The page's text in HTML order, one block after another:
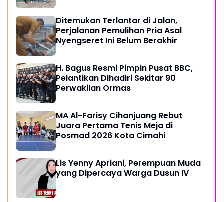
Ditemukan Terlantar di Jalan,
Perjalanan Pemulihan Pria Asal
Nyengseret Ini Belum Berakhir
H. Bagus Resmi Pimpin Pusat BBC,
Pelantikan Dihadiri Sekitar 90
Perwakilan Ormas
MA Al-Farisy Cihanjuang Rebut
Juara Pertama Tenis Meja di
Posmad 2026 Kota Cimahi
Lis Yenny Apriani, Perempuan Muda
yang Dipercaya Warga Dusun IV